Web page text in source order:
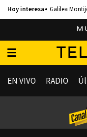
Galilea
EN VIVO RADIO